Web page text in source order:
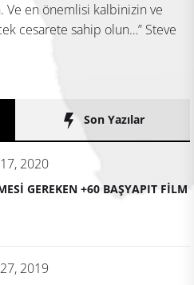
Ve en önemlisi kalbinizin ve
cesarete sahip olun…” Steve
Son Yazılar
2020
GEREKEN +60 BAŞYAPIT FİLM
2019